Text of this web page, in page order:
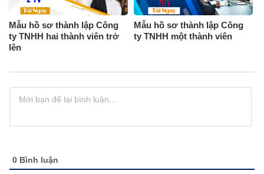
Mẫu hồ sơ thành lập Công
ty TNHH hai thành viên trở
lên
Mẫu hồ sơ thành lập Công
ty TNHH một thành viên
0 Bình luận